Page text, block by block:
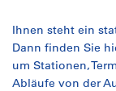
Ihnen steht ein
Dann finden Sie
um Stationen,
Abläufe von der